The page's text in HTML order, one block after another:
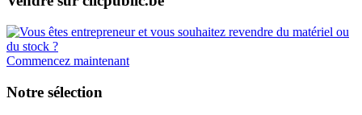
Commencez maintenant
Notre sélection